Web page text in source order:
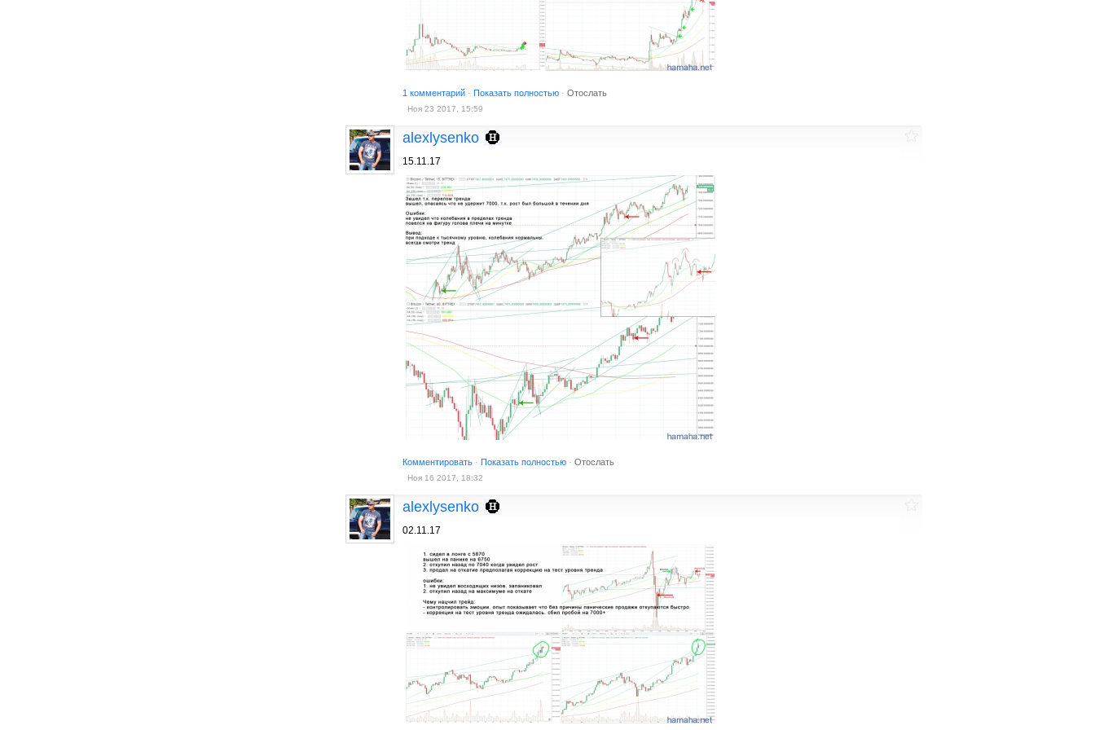
1 комментарий · Показать полностью · Отослать
Ноя 23 2017, 15:59
alexlysenko
15.11.17
Комментировать · Показать полностью · Отослать
Ноя 16 2017, 18:32
alexlysenko
02.11.17